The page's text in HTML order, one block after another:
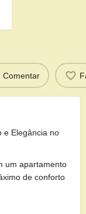
Comentar
e Elegância no
um apartamento
de conforto